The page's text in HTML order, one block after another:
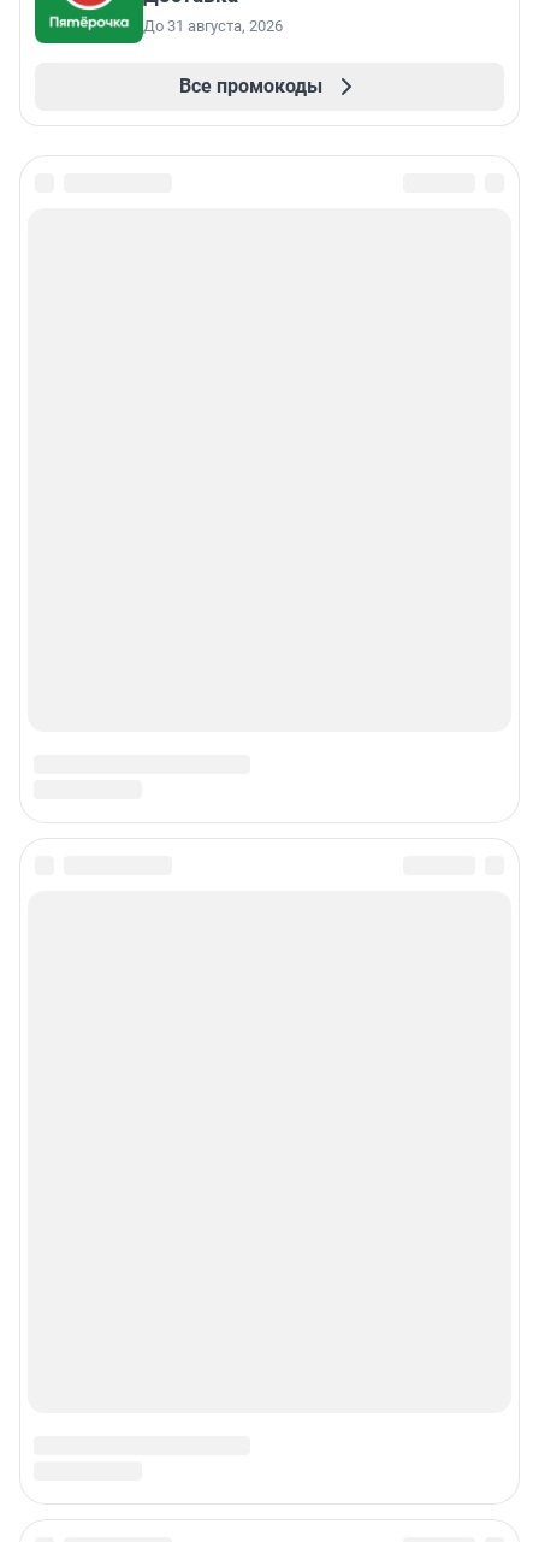
До 31 августа, 2026
Все промокоды